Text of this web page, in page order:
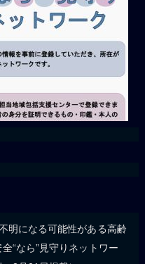
明になる可能性がある高齢
“なら”見守りネットワー